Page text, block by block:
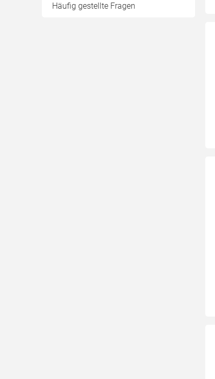
Häufig gestellte Fragen